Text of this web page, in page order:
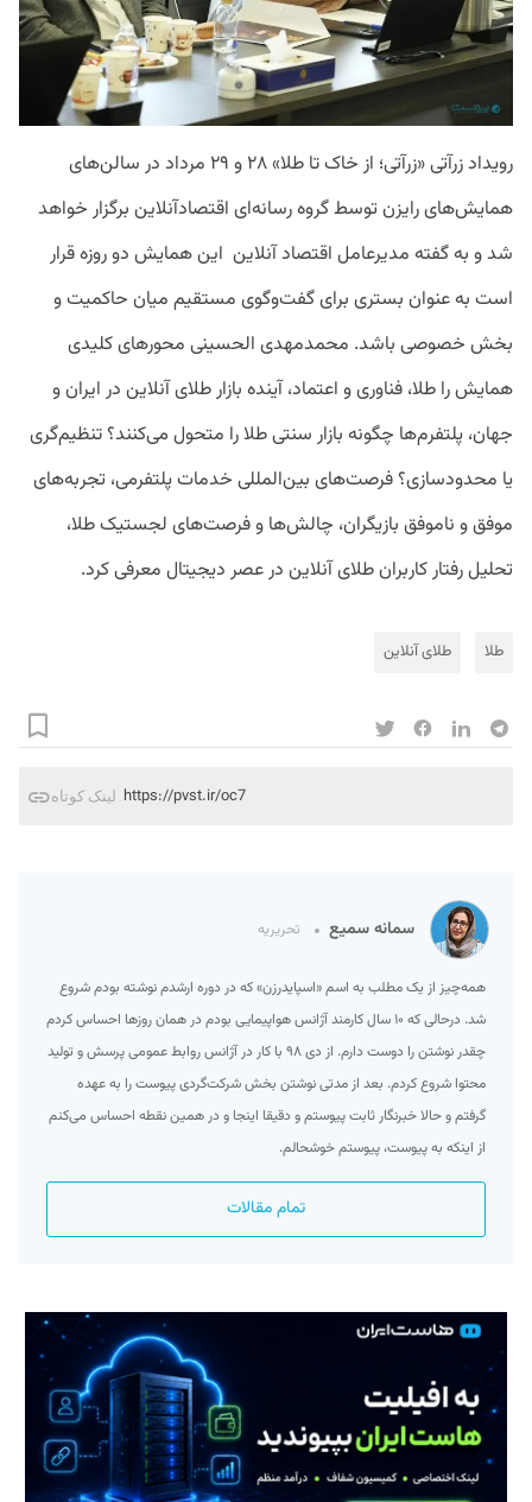
رویداد زرآتی «زرآتی؛ از خاک تا طلا» ۲۸ و ۲۹ مرداد در سالن‌های
همایش‌های رایزن توسط گروه رسانه‌ای اقتصادآنلاین برگزار خواهد
شد و به گفته مدیرعامل اقتصاد آنلاین این همایش دو روزه قرار
است به عنوان بستری برای گفت‌وگوی مستقیم میان حاکمیت و
بخش خصوصی باشد. محمدمهدی الحسینی محورهای کلیدی
همایش را طلا، فناوری و اعتماد،آینده بازار طلای آنلاین در ایران و
جهان، پلتفرم‌ها چگونه بازار سنتی طلا را متحول می‌کنند؟تنظیم‌گری
یا محدودسازی؟فرصت‌های بین‌المللی خدمات پلتفرمی، تجربه‌های
موفق و ناموفق بازیگران، چالش‌ها و فرصت‌های لجستیک طلا،
تحلیل رفتار کاربران طلای آنلاین در عصر دیجیتال معرفی کرد.
طلا طلای آنلاین
لینک کوتاه https://pvst.ir/oc7
سمانه سمیع تحریریه
همه‌چیز از یک مطلب به اسم «اسپایدرزن» که در دوره ارشدم نوشته بودم شروع
شد. درحالی که ۱۰ سال کارمند آژانس هواپیمایی بودم در همان روزها احساس کردم
چقدر نوشتن را دوست دارم. از دی ۹۸ با کار در آژانس روابط عمومی پرسش و تولید
محتوا شروع کردم. بعد از مدتی نوشتن بخش شرکت‌گردی پیوست را به عهده
گرفتم و حالا خبرنگار ثابت پیوستم و دقیقا اینجا و در همین نقطه احساس می‌کنم
از اینکه به پیوست، پیوستم خوشحالم.
تمام مقالات